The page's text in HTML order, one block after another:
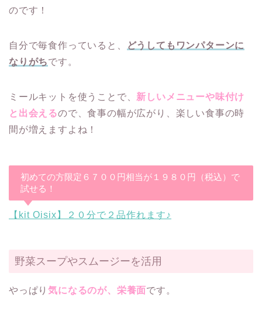
のです！
自分で毎食作っていると、
どうしてもワンパターンに
なりがちです。
ミールキットを使うことで、 新しいメニューや味付け
と出会えるので、食事の幅が広がり、楽しい食事の時
間が増えますよね！
初めての方限定６７００円相当が１９８０円（税込）で
試せる！
【kit Oisix】２０分で２品作れます♪
野菜スープやスムージーを活用
やっぱり気になるのが、栄養面です。